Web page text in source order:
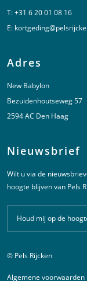
T:+31 6 20 01 08 16
E:
Adres
New Babylon
Bezuidenhoutseweg 57
2594 AC Den Haag
Nieuwsbrief
Wilt u via de
hoogte blijven van Pels
Houd mij op de
Juridische
© Pels Rijcken
Algemene voorwaarden